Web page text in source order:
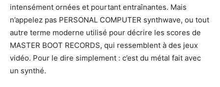
intensément ornées et pourtant entraînantes. Mais
n’appelez pas PERSONAL COMPUTER synthwave, ou tout
autre terme moderne utilisé pour décrire les scores de
MASTER BOOT RECORDS, qui ressemblent à des jeux
vidéo. Pour le dire simplement : c’est du métal fait avec
un synthé.